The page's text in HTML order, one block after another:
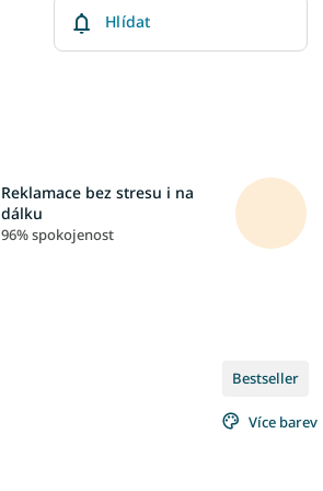
Hlídat
Reklamace bez stresu i na
dálku
96% spokojenost
Bestseller
Více barev